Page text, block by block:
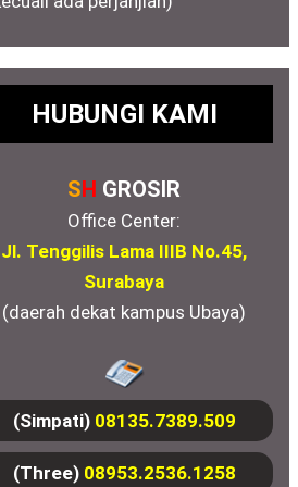
HUBUNGI KAMI
SH GROSIR
Office Center:
Jl. Tenggilis Lama IIIB No.45,
Surabaya
(daerah dekat kampus Ubaya)
(Simpati) 08135.7389.509
(Three) 08953.2536.1258